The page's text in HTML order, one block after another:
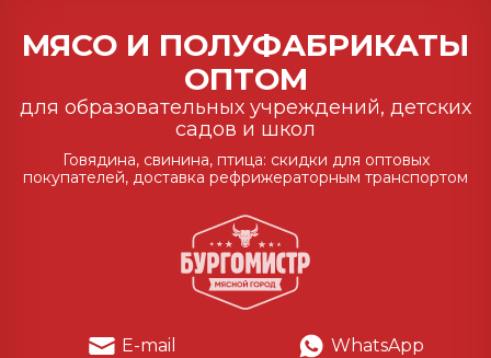
МЯСО И ПОЛУФАБРИКАТЫ
ОПТОМ
для образовательных учреждений, детских
садов и школ
Говядина, свинина, птица: скидки для оптовых
покупателей, доставка рефрижераторным транспортом
E-mail WhatsApp